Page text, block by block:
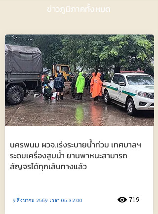
ข่าวภูมิภาคทั้งหมด
นครพนม ผวจ.เร่งระบายน้ำท่วม เทศบาลฯ
ระดมเครื่องสูบน้ำ ยานพาหนะสามารถ
สัญจรได้ทุกเส้นทางแล้ว
9 สิงหาคม 2569 เวลา 05:32:00 719